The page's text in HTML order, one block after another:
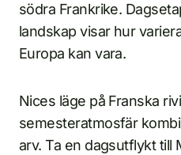
södra Frankrike.
landskap visar hur
Europa kan vara.
Nices läge på Franska
semesteratmosfär
arv. Ta en dagsutflykt till